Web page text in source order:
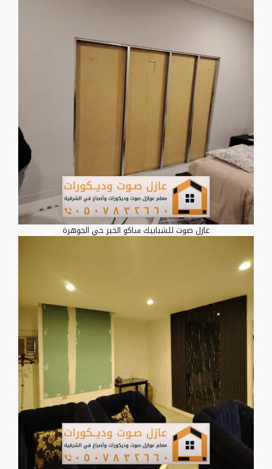
عازل صوت للشبابيك ساكو الخبر حي الجوهرة